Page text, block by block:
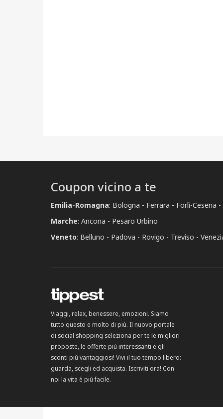
Coupon vicino a te
Emilia-Romagna: Bologna Ferrara Forlì-Cesena
Marche: Ancona
Pesaro Urbino
Veneto: Belluno Padova Rovigo Treviso
Viaggi, relax, benessere, emozioni. Siamo
tutto questo e molto di più. Il nuovo portale
di social shopping seleziona per te le migliori
proposte, le offerte più interessanti e gli
sconti più vantaggiosi! Vivi il tuo tempo libero:
guarda, scegli ed acquista. Iscriviti ora! Con
noi la vita è più facile.